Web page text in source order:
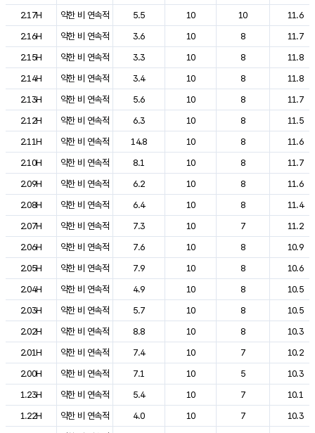
2.17H
약한 비 연속적 5.5 10 10
11.6
2.16H
약한 비 연속적 3.6 10 8
11.7
2.15H
약한 비 연속적 3.3 10 8
11.8
2.14H
약한 비 연속적 3.4 10 8
11.8
2.13H
약한 비 연속적 5.6 10 8
11.7
2.12H
약한 비 연속적 6.3 10 8
11.5
2.11H
약한 비 연속적 14.8 10 8
11.6
2.10H
약한 비 연속적 8.1 10 8
11.7
2.09H
약한 비 연속적 6.2 10 8
11.6
2.08H
약한 비 연속적 6.4 10 8
11.4
2.07H
약한 비 연속적 7.3 10 7
11.2
2.06H
약한 비 연속적 7.6 10 8
10.9
2.05H
약한 비 연속적 7.9 10 8
10.6
2.04H
약한 비 연속적 4.9 10 8
10.5
2.03H
약한 비 연속적 5.7 10 8
10.5
2.02H
약한 비 연속적 8.8 10 8
10.3
2.01H
약한 비 연속적 7.4 10 7
10.2
2.00H
약한 비 연속적 7.1 10 5
10.3
1.23H
약한 비 연속적 5.4 10 7
10.1
1.22H
약한 비 연속적 4.0 10 7
10.3